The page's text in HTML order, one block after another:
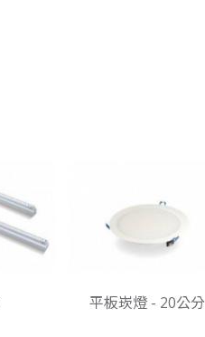
平板崁燈 - 20公分